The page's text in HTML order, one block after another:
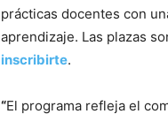
prácticas docentes con
aprendizaje. Las plazas
inscribirte.
“El programa refleja el